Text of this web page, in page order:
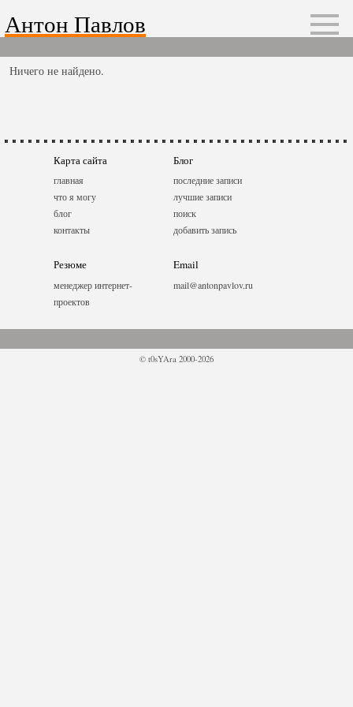
Антон Павлов
Ничего не найдено.
Карта сайта
главная
что я могу
блог
контакты
Блог
последние записи
лучшие записи
поиск
добавить запись
Резюме
менеджер интернет-
проектов
Email
mail@antonpavlov.ru
© t0sYAra 2000-2026